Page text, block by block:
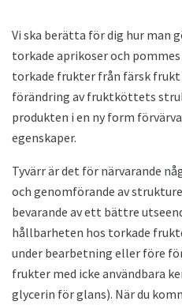
Vi ska berätta för dig hur man
torkade aprikoser och
torkade frukter från färsk
förändring av fruktköttets
produkten i en ny form
egenskaper.
Tyvärr är det för närvarande
och genomförande av
bevarande av ett bättre
hållbarheten hos torkade
under bearbetning eller före
frukter med icke användbara
glycerin för glans). När du